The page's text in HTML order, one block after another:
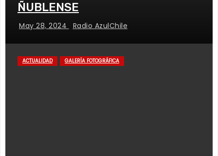
ÑUBLENSE
May 28, 2024 Radio AzulChile
ACTUALIDAD GALERÍA FOTOGRÁFICA